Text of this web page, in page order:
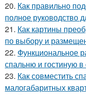
20. Как правильно
полное руководство
21. Как картины
по выбору и
22. Функциональное
спальню и гостиную
23. Как совместить
малогабаритных